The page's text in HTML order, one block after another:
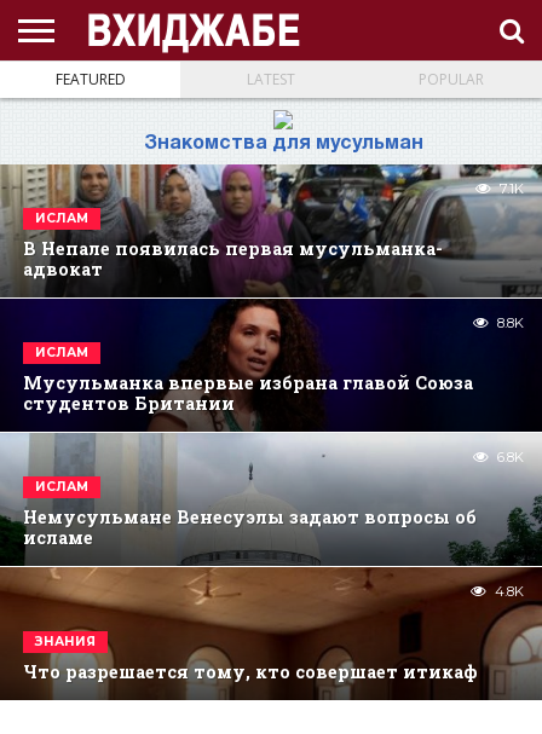
ГЛАВНАЯ
СТРАНИЦА
ЧТО
АХЛЯК
ВИДЕО
ВОПРОС-
ЗНАНИЯ
ИД
ИСЛАМ
ИСТОРИЯ
КОНКУРС
КОРАН
ЛЕКЦИЯ
МНОГОЖЕНСТВО
МУСУЛЬМАНКА
НАМАЗ
НАПОМИНАНИЕ
НИКАБ
НОВОСТЬ
ПОСТ
ПРИЗЫВ
РАМАДАН
РАССКАЗ
СЕМЬЯ
СТАТЬЯ
СТИХИ
ХАДИС
ХИДЖАБ
ЭТО
О
FEATURED LATEST POPULAR
Знакомства для мусульман
ИСЛАМ
В Непале появилась первая мусульманка-
адвокат
7.1K
ИСЛАМ
Мусульманка впервые избрана главой Союза
студентов Британии
8.8K
ИСЛАМ
Немусульмане Венесуэлы задают вопросы об
исламе
6.8K
ЗНАНИЯ
Что разрешается тому, кто совершает итикаф
4.8K